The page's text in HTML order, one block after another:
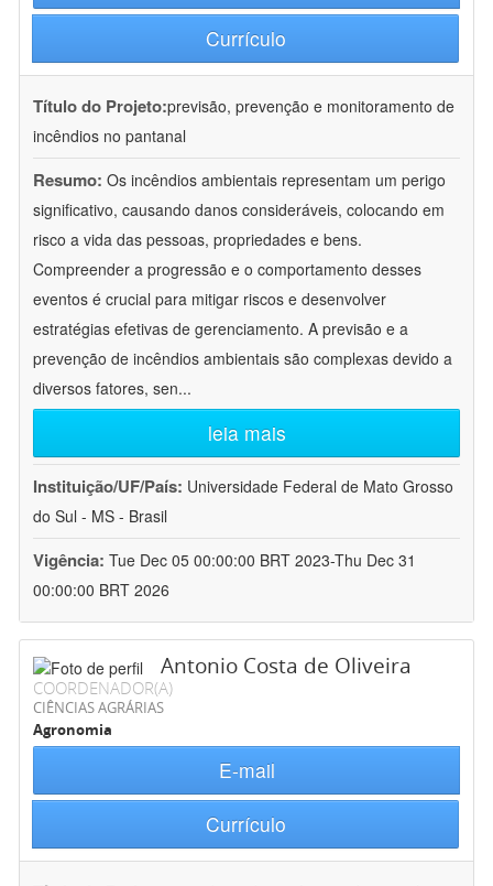
Currículo
Título do Projeto:previsão, prevenção e monitoramento de
incêndios no pantanal
Resumo: Os incêndios ambientais representam um perigo
significativo, causando danos consideráveis, colocando em
risco a vida das pessoas, propriedades e bens.
Compreender a progressão e o comportamento desses
eventos é crucial para mitigar riscos e desenvolver
estratégias efetivas de gerenciamento. A previsão e a
prevenção de incêndios ambientais são complexas devido a
diversos fatores, sen...
leia mais
Instituição/UF/País: Universidade Federal de Mato Grosso
do Sul - MS - Brasil
Vigência: Tue Dec 05 00:00:00 BRT 2023-Thu Dec 31
00:00:00 BRT 2026
Antonio Costa de Oliveira
COORDENADOR(A)
CIÊNCIAS AGRÁRIAS
Agronomia
E-mail
Currículo